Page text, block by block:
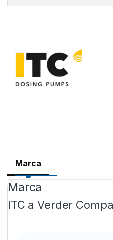
Marca
Marca
ITC a Verder